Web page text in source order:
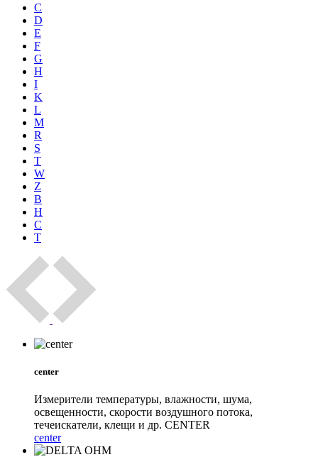
C
D
E
F
G
H
I
K
L
M
R
S
T
W
Z
В
Н
С
Т
center
Измерители температуры, влажности, шума,
освещенности, скорости воздушного потока,
течеискатели, клещи и др. CENTER
center